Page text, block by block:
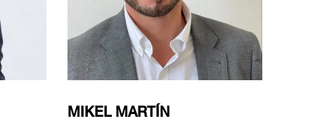
MIKEL MARTÍN